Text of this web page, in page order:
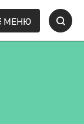
МЕНЮ